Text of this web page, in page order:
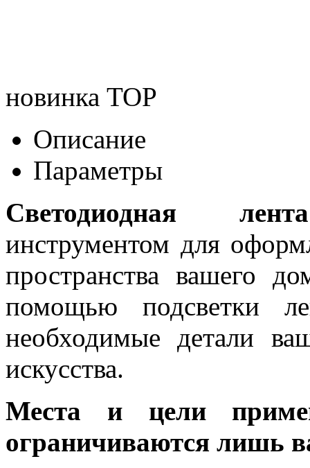
новинка TOP
Описание
Параметры
Светодиодная лента
инструментом для
пространства вашего
помощью подсветки
необходимые детали
искусства.
Места и цели
ограничиваются лишь